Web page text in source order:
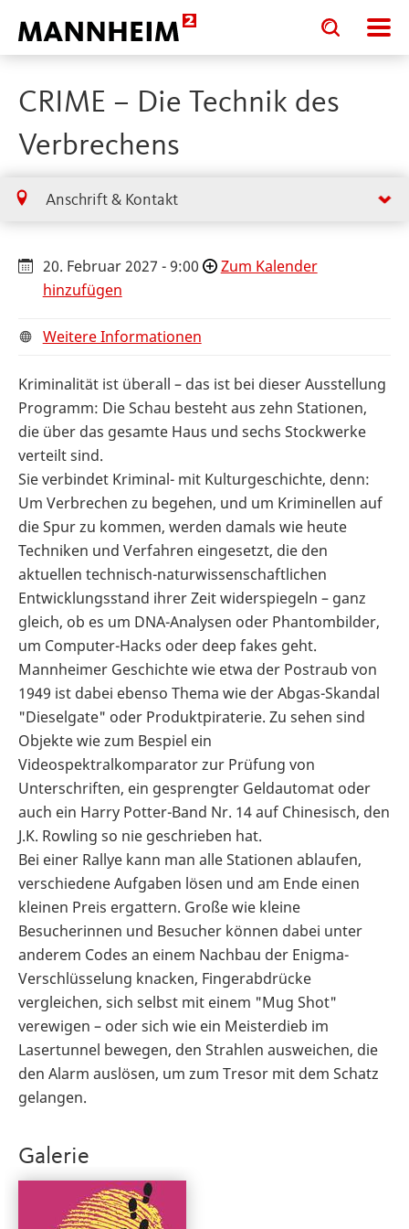
Toggle
search
input
Toggle
search
input
CRIME – Die Technik des
Verbrechens
Anschrift & Kontakt
20. Februar 2027 - 9:00
Zum Kalender
hinzufügen
Weitere Informationen
Kriminalität ist überall – das ist bei dieser Ausstellung
Programm: Die Schau besteht aus zehn Stationen,
die über das gesamte Haus und sechs Stockwerke
verteilt sind.
Sie verbindet Kriminal- mit Kulturgeschichte, denn:
Um Verbrechen zu begehen, und um Kriminellen auf
die Spur zu kommen, werden damals wie heute
Techniken und Verfahren eingesetzt, die den
aktuellen technisch-naturwissenschaftlichen
Entwicklungsstand ihrer Zeit widerspiegeln – ganz
gleich, ob es um DNA-Analysen oder Phantombilder,
um Computer-Hacks oder deep fakes geht.
Mannheimer Geschichte wie etwa der Postraub von
1949 ist dabei ebenso Thema wie der Abgas-Skandal
"Dieselgate" oder Produktpiraterie. Zu sehen sind
Objekte wie zum Bespiel ein
Videospektralkomparator zur Prüfung von
Unterschriften, ein gesprengter Geldautomat oder
auch ein Harry Potter-Band Nr. 14 auf Chinesisch, den
J.K. Rowling so nie geschrieben hat.
Bei einer Rallye kann man alle Stationen ablaufen,
verschiedene Aufgaben lösen und am Ende einen
kleinen Preis ergattern. Große wie kleine
Besucherinnen und Besucher können dabei unter
anderem Codes an einem Nachbau der Enigma-
Verschlüsselung knacken, Fingerabdrücke
vergleichen, sich selbst mit einem "Mug Shot"
verewigen – oder sich wie ein Meisterdieb im
Lasertunnel bewegen, den Strahlen ausweichen, die
den Alarm auslösen, um zum Tresor mit dem Schatz
gelangen.
Galerie